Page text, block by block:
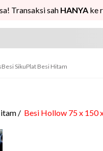
Transaksi sah HANYA ke
Besi SikuPlat Besi Hitam
/ Besi Hollow 75 x 150